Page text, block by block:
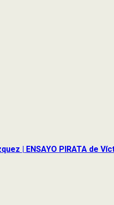
| ENSAYO PIRATA de